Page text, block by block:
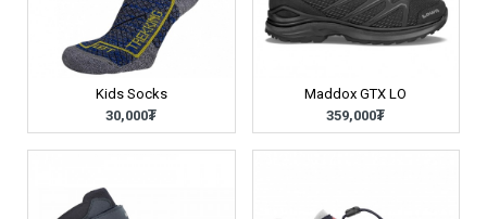
Kids Socks
30,000₮
Maddox GTX LO
359,000₮